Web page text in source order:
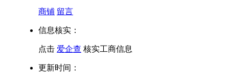
商铺 留言
信息核实：
点击 爱企查 核实工商信息
更新时间：